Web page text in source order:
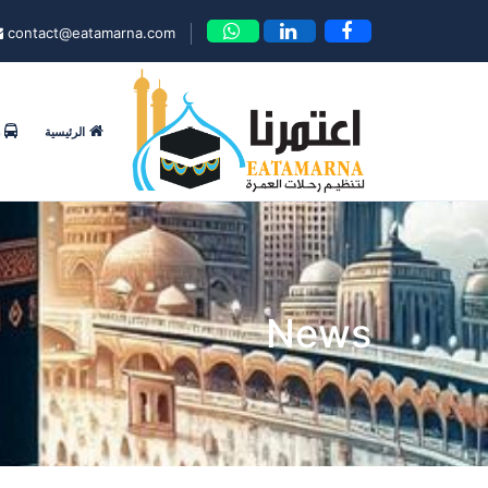
contact@eatamarna.com
الرئيسية
News